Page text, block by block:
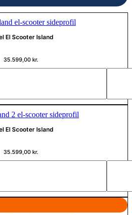
El Scooter Island
35.599,00 kr.
El Scooter Island
35.599,00 kr.